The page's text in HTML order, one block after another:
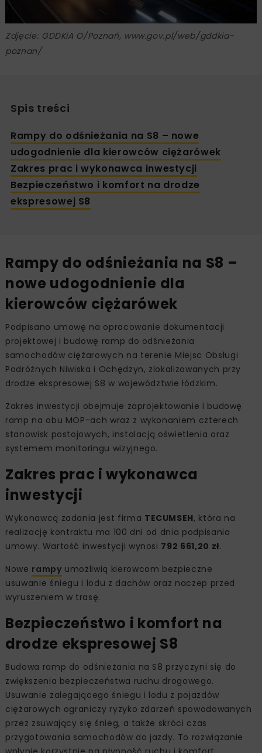
Zdjęcie: GDDKiA O/Poznań, www.gov.pl/web/gddkia-
poznan/
Spis treści
Rampy do odśnieżania na S8 – nowe
udogodnienie dla kierowców ciężarówek
Zakres prac i wykonawca inwestycji
Bezpieczeństwo i komfort na drodze
ekspresowej S8
Rampy do odśnieżania na S8 –
nowe udogodnienie dla
kierowców ciężarówek
Podpisano umowę na opracowanie dokumentacji
projektowej i budowę ramp do odśnieżania
samochodów ciężarowych na terenie Miejsc Obsługi
Podróżnych Niwiska i Ochędzyn, zlokalizowanych przy
drodze ekspresowej S8 w województwie łódzkim.
Zakres inwestycji obejmuje zaprojektowanie i budowę
ramp na obu MOP-ach wraz z wykonaniem czterech
stanowisk postojowych, instalacją oświetlenia oraz
systemem monitoringu wizyjnego.
Zakres prac i wykonawca
inwestycji
Wykonawcą zadania jest firma TECUMSEH, która na
realizację kontraktu ma 100 dni od dnia podpisania
umowy. Wartość inwestycji wynosi 792 661,20 zł.
Nowe rampy umożliwią kierowcom bezpieczne
usuwanie śniegu i lodu z dachów oraz naczep przed
wyruszeniem w trasę.
Bezpieczeństwo i komfort na
drodze ekspresowej S8
Budowa ramp do odśnieżania na S8 przyczyni się do
zwiększenia bezpieczeństwa ruchu drogowego.
Usuwanie zalegającego śniegu i lodu z pojazdów
ciężarowych ograniczy ryzyko zdarzeń spowodowanych
przez zsuwający się śnieg, a także skróci czas
przygotowania samochodów do jazdy. To rozwiązanie